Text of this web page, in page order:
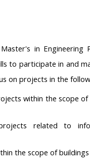
in Engineering
to participate in and
on projects in the
within the scope
related to
the scope of